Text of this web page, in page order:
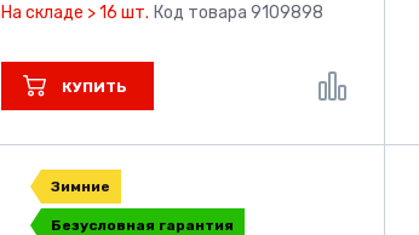
На складе > 16 шт. Код товара 9109898
КУПИТЬ
Зимние
Безусловная гарантия